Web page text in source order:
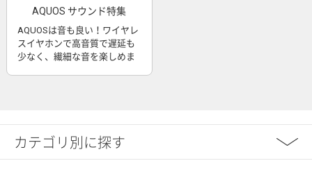
AQUOS サウンド特集
AQUOSは音も良い！ワイヤレ
スイヤホンで高音質で遅延も
少なく、繊細な音を楽しめま
カテゴリ別に探す